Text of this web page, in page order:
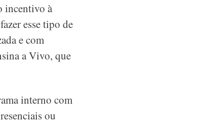
incentivo à
esse tipo de
e com
a Vivo, que
interno com
ou